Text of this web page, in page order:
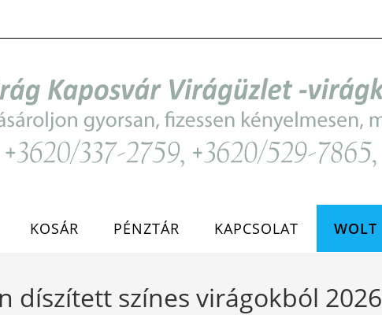
KOSÁR PÉNZTÁR KAPCSOLAT WOLT
díszített színes virágokból 2026